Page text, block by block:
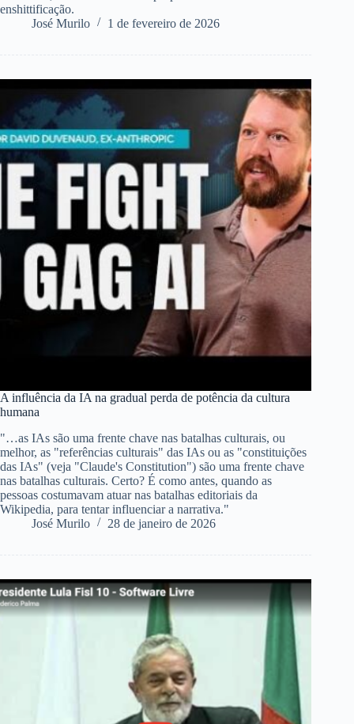
enshittificação.
José Murilo
1 de fevereiro de 2026
A influência da IA na gradual perda de potência da cultura
humana
"…as IAs são uma frente chave nas batalhas culturais, ou
melhor, as "referências culturais" das IAs ou as "constituições
das IAs" (veja "Claude's Constitution") são uma frente chave
nas batalhas culturais. Certo? É como antes, quando as
pessoas costumavam atuar nas batalhas editoriais da
Wikipedia, para tentar influenciar a narrativa."
José Murilo
28 de janeiro de 2026